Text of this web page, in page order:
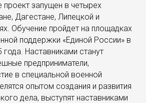
запущен в четырех
Дагестане, Липецкой и
Обучение пройдет на площадках
поддержки «Единой России» в
года. Наставниками станут
предприниматели,
в специальной военной
опытом создания и развития
дела, выступят наставниками